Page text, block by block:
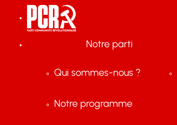
Notre parti
Qui sommes-nous ?
Notre programme